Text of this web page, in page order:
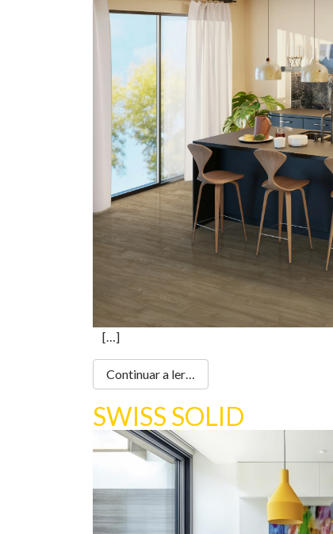
[…]
Continuar a ler…
SWISS SOLID